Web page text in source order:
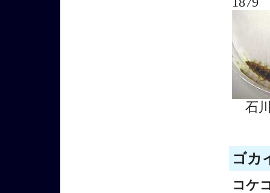
石
ゴカ
コケ